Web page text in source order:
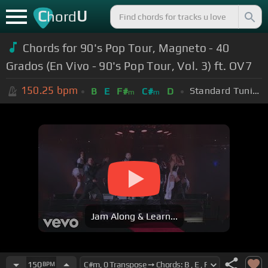
ChordU
Chords for 90's Pop Tour, Magneto - 40
Grados (En Vivo - 90's Pop Tour, Vol. 3) ft. OV7
150.25 bpm B E F#m C#m D Standard Tuning (EADGBE)
Jam Along & Learn...
150BPM